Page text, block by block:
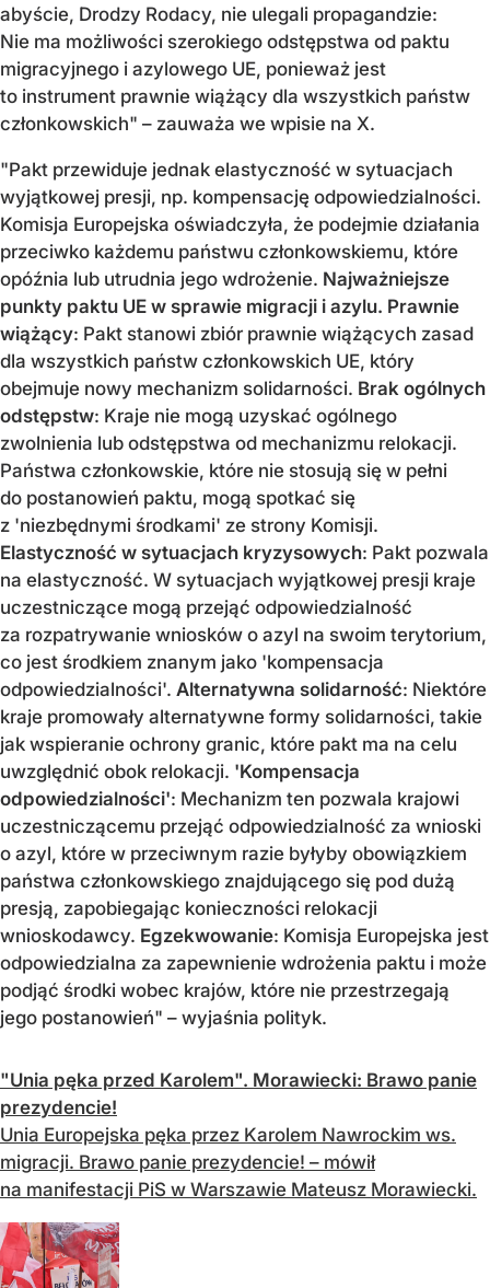
abyście, Drodzy Rodacy, nie ulegali propagandzie:
Nie ma możliwości szerokiego odstępstwa od paktu
migracyjnego i azylowego UE, ponieważ jest
to instrument prawnie wiążący dla wszystkich państw
członkowskich" – zauważa we wpisie na X.
"Pakt przewiduje jednak elastyczność w sytuacjach
wyjątkowej presji, np. kompensację odpowiedzialności.
Komisja Europejska oświadczyła, że podejmie działania
przeciwko każdemu państwu członkowskiemu, które
opóźnia lub utrudnia jego wdrożenie. Najważniejsze
punkty paktu UE w sprawie migracji i azylu. Prawnie
wiążący: Pakt stanowi zbiór prawnie wiążących zasad
dla wszystkich państw członkowskich UE, który
obejmuje nowy mechanizm solidarności. Brak ogólnych
odstępstw: Kraje nie mogą uzyskać ogólnego
zwolnienia lub odstępstwa od mechanizmu relokacji.
Państwa członkowskie, które nie stosują się w pełni
do postanowień paktu, mogą spotkać się
z 'niezbędnymi środkami' ze strony Komisji.
Elastyczność w sytuacjach kryzysowych: Pakt pozwala
na elastyczność. W sytuacjach wyjątkowej presji kraje
uczestniczące mogą przejąć odpowiedzialność
za rozpatrywanie wniosków o azyl na swoim terytorium,
co jest środkiem znanym jako 'kompensacja
odpowiedzialności'. Alternatywna solidarność: Niektóre
kraje promowały alternatywne formy solidarności, takie
jak wspieranie ochrony granic, które pakt ma na celu
uwzględnić obok relokacji. 'Kompensacja
odpowiedzialności': Mechanizm ten pozwala krajowi
uczestniczącemu przejąć odpowiedzialność za wnioski
o azyl, które w przeciwnym razie byłyby obowiązkiem
państwa członkowskiego znajdującego się pod dużą
presją, zapobiegając konieczności relokacji
wnioskodawcy. Egzekwowanie: Komisja Europejska jest
odpowiedzialna za zapewnienie wdrożenia paktu i może
podjąć środki wobec krajów, które nie przestrzegają
jego postanowień" – wyjaśnia polityk.
"Unia pęka przed Karolem". Morawiecki: Brawo panie
prezydencie!
Unia Europejska pęka przez Karolem Nawrockim ws.
migracji. Brawo panie prezydencie! – mówił
na manifestacji PiS w Warszawie Mateusz Morawiecki.